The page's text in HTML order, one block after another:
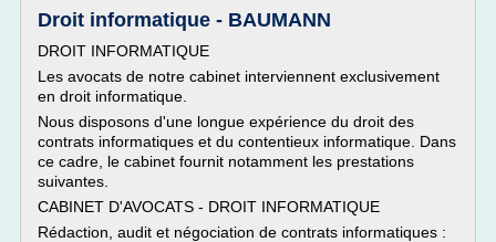
Droit informatique - BAUMANN
DROIT INFORMATIQUE
Les avocats de notre cabinet interviennent exclusivement
en droit informatique.
Nous disposons d'une longue expérience du droit des
contrats informatiques et du contentieux informatique. Dans
ce cadre, le cabinet fournit notamment les prestations
suivantes.
CABINET D'AVOCATS - DROIT INFORMATIQUE
Rédaction, audit et négociation de contrats informatiques :